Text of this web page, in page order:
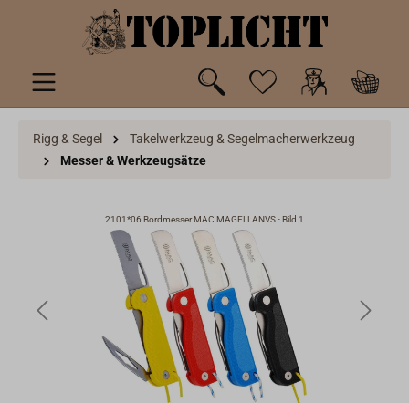
springen
Rigg & Segel
Takelwerkzeug & Segelmacherwerkzeug
Messer & Werkzeugsätze
2101*06 Bordmesser MAC MAGELLANVS - Bild 1